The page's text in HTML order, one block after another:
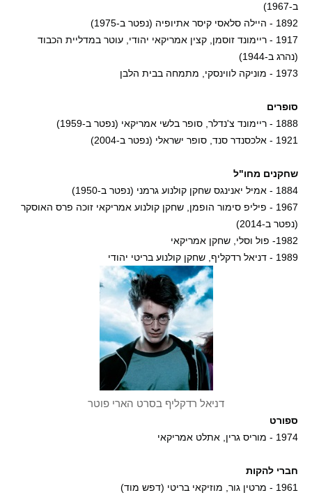
ב-1967)
1892 - היילה סלאסי קיסר אתיופיה (נפטר ב-1975)
1917 - ריימונד זוסמן, קצין אמריקאי יהודי, עוטר במדליית הכבוד
(נהרג ב-1944)
1973 - מוניקה לווינסקי, מתמחה בבית הלבן
סופרים
1888 - ריימונד צ'נדלר, סופר בלשי אמריקאי (נפטר ב-1959)
1921 - אלכסנדר סנד, סופר ישראלי (נפטר ב-2004)
שחקנים מחו"ל
1884 - אמיל יאנינגס שחקן קולנוע גרמני (נפטר ב-1950)
1967 - פיליפ סימור הופמן, שחקן קולנוע אמריקאי זוכה פרס האוסקר
(נפטר ב-2014)
1982- פול וסלי, שחקן אמריקאי
1989 - דניאל רדקליף, שחקן קולנוע בריטי יהודי
דניאל רדקליף בסרט הארי פוטר
ספורט
1974 - מוריס גרין, אתלט אמריקאי
חברי להקות
1961 - מרטין גור, מוזיקאי בריטי (דפש מוד)